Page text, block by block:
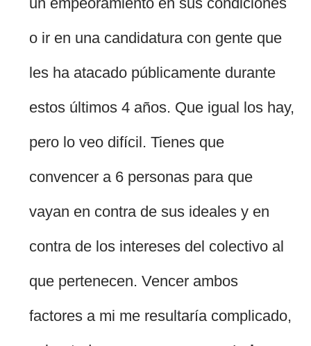
o ir en una candidatura con gente que
les ha atacado públicamente durante
estos últimos 4 años. Que igual los hay,
pero lo veo difícil. Tienes que
convencer a 6 personas para que
vayan en contra de sus ideales y en
contra de los intereses del colectivo al
que pertenecen. Vencer ambos
factores a mi me resultaría complicado,